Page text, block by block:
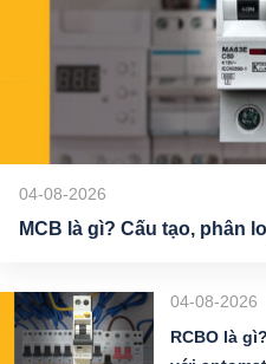
04-08-2026
MCB là gì? Cấu tạo, phân
04-08-2026
RCBO là